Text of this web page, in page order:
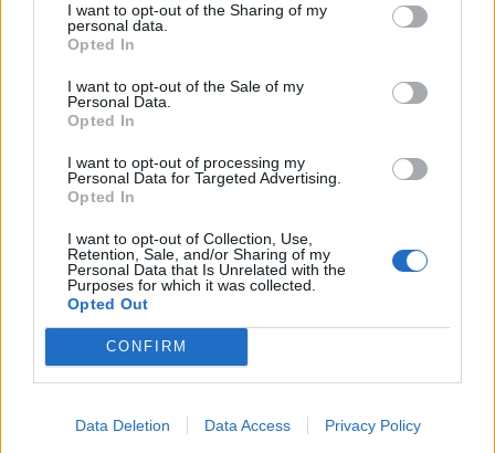
I want to opt-out of the Sharing of my
personal data.
Opted In
I want to opt-out of the Sale of my
Personal Data.
Opted In
I want to opt-out of processing my
Personal Data for Targeted Advertising.
Opted In
I want to opt-out of Collection, Use,
Retention, Sale, and/or Sharing of my
Personal Data that Is Unrelated with the
Purposes for which it was collected.
Opted Out
CONFIRM
Data Deletion Data Access Privacy Policy
τον ΣΥΡΙΖΑ κατέγραψε η μεταπασχαλινή έρευνα της
Pulse, που παρουσιάστηκε στο κεντρικό δελτίο του
Σκάι. Το κυβερνών κόμμα έχει πλέον «οροφή» το
35,9%, δηλαδή ποσοστό σχεδόν 3 μονάδων
ενώ και ο Κυριάκος Μητσοτάκης κατέγραψε 2
μονάδες αύξηση στην καταλληλότητα για
πρωθυπουργός, με τον Στέφανο Κασσελάκη να
εμφανίζεται κολλημένος στο 12%. Μάλιστα και σε
αυτή τη μέτρηση, διαπιστώνεται θετική
δημοσμσκοπική υποδοχή της συνάντησης Μητσοτάκη
– Ερντογάν.
Με κατανομή των αναποφάσιστων, η ΝΔ «γράφει»